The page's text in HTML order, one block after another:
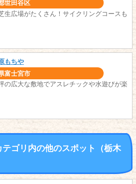
世田谷区
生広場がたくさん！サイクリングコースも
もちや
富士宮市
の広大な敷地でアスレチックや水遊びが楽
テゴリ内の他のスポット（栃木